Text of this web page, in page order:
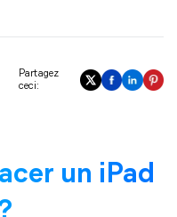
Partagez
ceci:
un iPad